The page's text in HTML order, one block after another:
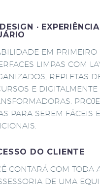
·
EM PRIMEIRO
LIMPAS COM
REPLETAS
E DIGITALMENTE
PARA SEREM FÁCEIS E
DO CLIENTE
CONTARÁ COM TODA
DE UMA